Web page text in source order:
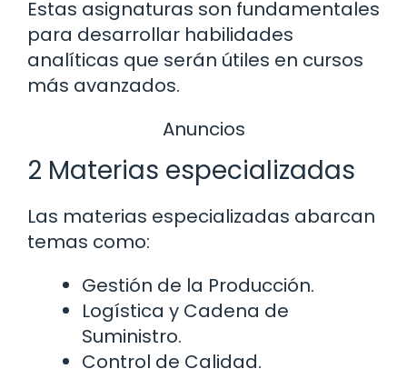
Estas asignaturas son fundamentales
para desarrollar habilidades
analíticas que serán útiles en cursos
más avanzados.
Anuncios
2 Materias especializadas
Las materias especializadas abarcan
temas como:
Gestión de la Producción.
Logística y Cadena de
Suministro.
Control de Calidad.